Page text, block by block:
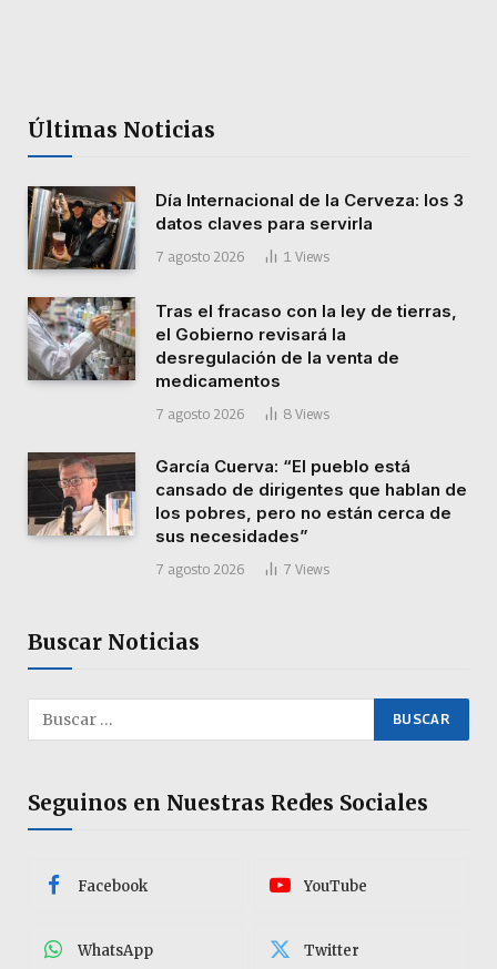
Últimas Noticias
Día Internacional de la Cerveza: los 3
datos claves para servirla
7 agosto 2026 1 Views
Tras el fracaso con la ley de tierras,
el Gobierno revisará la
desregulación de la venta de
medicamentos
7 agosto 2026 8 Views
García Cuerva: “El pueblo está
cansado de dirigentes que hablan de
los pobres, pero no están cerca de
sus necesidades”
7 agosto 2026 7 Views
Buscar Noticias
Seguinos en Nuestras Redes Sociales
Facebook YouTube
WhatsApp Twitter